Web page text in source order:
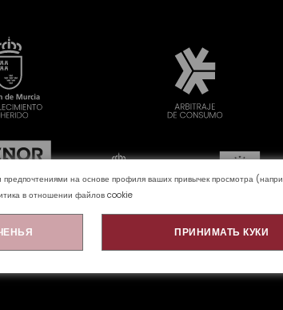
на основе профиля ваших привычек просмотра
в отношении файлов cookie
ПРИНИМАТЬ КУКИ
Юридическое уведомление